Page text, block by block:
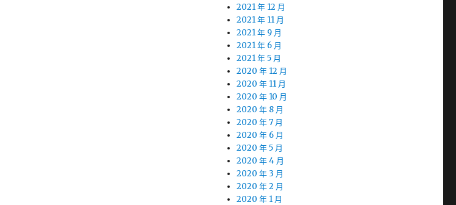
2021 年 12 月
2021 年 11 月
2021 年 9 月
2021 年 6 月
2021 年 5 月
2020 年 12 月
2020 年 11 月
2020 年 10 月
2020 年 8 月
2020 年 7 月
2020 年 6 月
2020 年 5 月
2020 年 4 月
2020 年 3 月
2020 年 2 月
2020 年 1 月